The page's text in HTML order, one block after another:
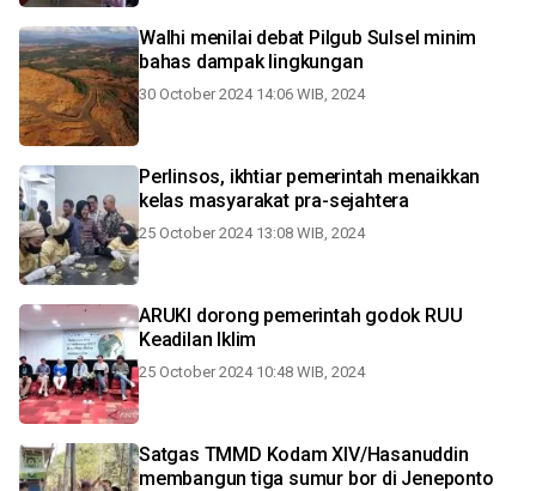
Walhi menilai debat Pilgub Sulsel minim
bahas dampak lingkungan
30 October 2024 14:06 WIB, 2024
Perlinsos, ikhtiar pemerintah menaikkan
kelas masyarakat pra-sejahtera
25 October 2024 13:08 WIB, 2024
ARUKI dorong pemerintah godok RUU
Keadilan Iklim
25 October 2024 10:48 WIB, 2024
Satgas TMMD Kodam XIV/Hasanuddin
membangun tiga sumur bor di Jeneponto